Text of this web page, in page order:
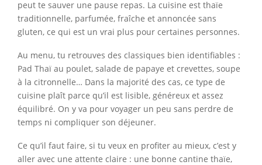
peut te sauver une pause repas. La cuisine est thaïe
traditionnelle, parfumée, fraîche et annoncée sans
gluten, ce qui est un vrai plus pour certaines personnes.
Au menu, tu retrouves des classiques bien identifiables :
Pad Thaï au poulet, salade de papaye et crevettes, soupe
à la citronnelle… Dans la majorité des cas, ce type de
cuisine plaît parce qu’il est lisible, généreux et assez
équilibré. On y va pour voyager un peu sans perdre de
temps ni compliquer son déjeuner.
Ce qu’il faut faire, si tu veux en profiter au mieux, c’est y
aller avec une attente claire : une bonne cantine thaïe,